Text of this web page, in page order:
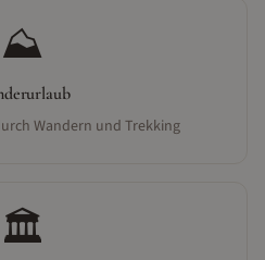
⛰️
Wandern und Trekking
🏛️